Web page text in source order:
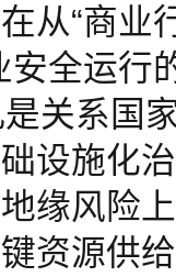
从“商业
安全运行
关系国
设施化
缘风险
资源供